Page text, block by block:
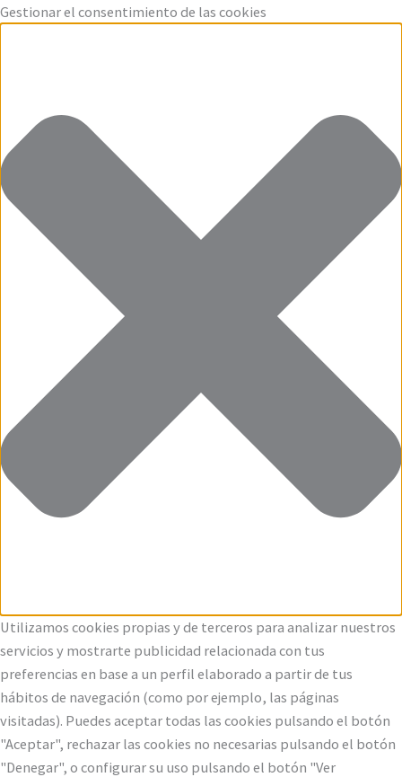
Gestionar el consentimiento de las cookies
Utilizamos cookies propias y de terceros para analizar nuestros
servicios y mostrarte publicidad relacionada con tus
preferencias en base a un perfil elaborado a partir de tus
hábitos de navegación (como por ejemplo, las páginas
visitadas). Puedes aceptar todas las cookies pulsando el botón
"Aceptar", rechazar las cookies no necesarias pulsando el botón
"Denegar", o configurar su uso pulsando el botón "Ver
Funcional
Preferencias
Estadísticas
Marketing
Ir